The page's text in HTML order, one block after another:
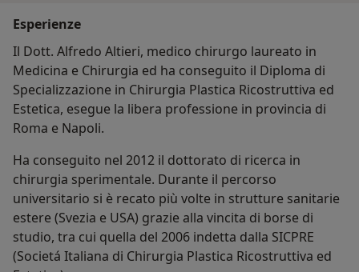
Esperienze
Il Dott. Alfredo Altieri, medico chirurgo laureato in
Medicina e Chirurgia ed ha conseguito il Diploma di
Specializzazione in Chirurgia Plastica Ricostruttiva ed
Estetica, esegue la libera professione in provincia di
Roma e Napoli.
Ha conseguito nel 2012 il dottorato di ricerca in
chirurgia sperimentale. Durante il percorso
universitario si è recato più volte in strutture sanitarie
estere (Svezia e USA) grazie alla vincita di borse di
studio, tra cui quella del 2006 indetta dalla SICPRE
(Societá Italiana di Chirurgia Plastica Ricostruttiva ed